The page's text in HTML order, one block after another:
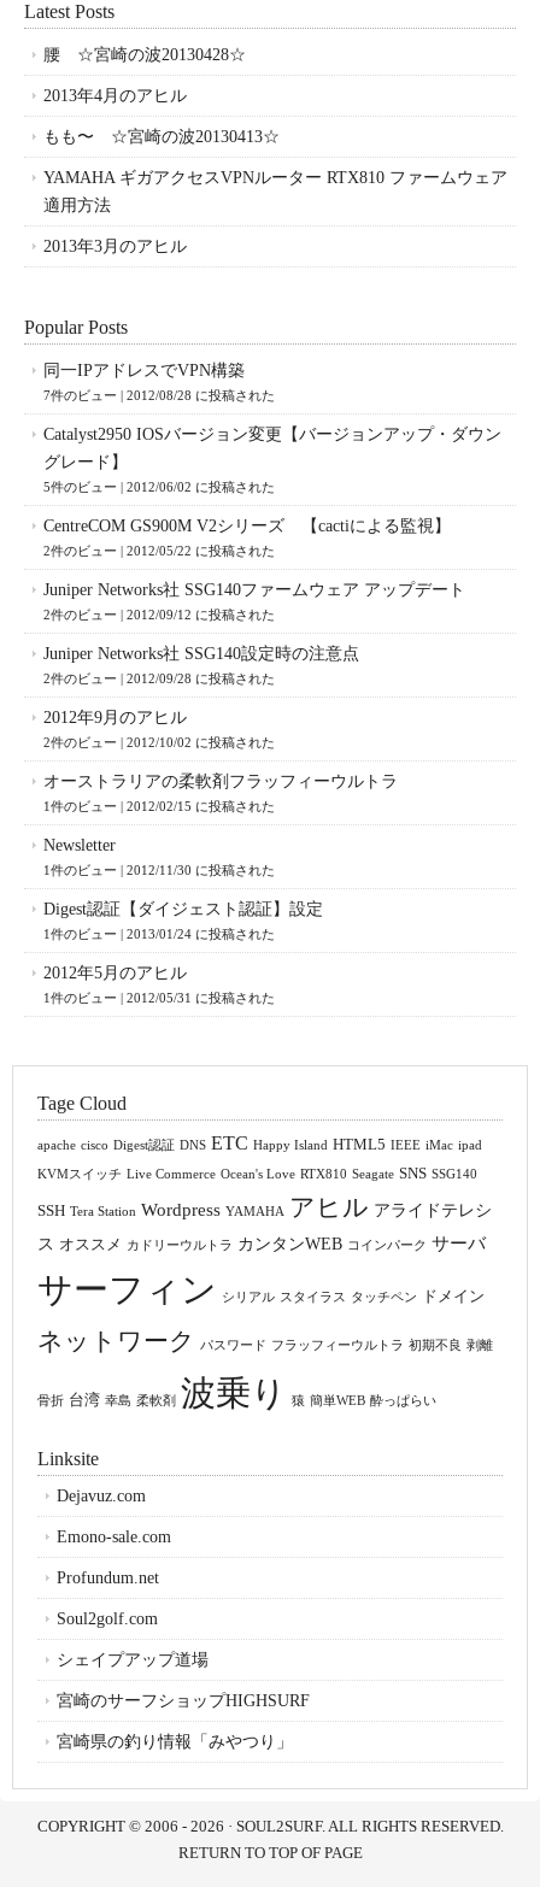
Latest Posts
腰 ☆宮崎の波20130428☆
2013年4月のアヒル
もも〜 ☆宮崎の波20130413☆
YAMAHA ギガアクセスVPNルーター RTX810 ファームウェア
適用方法
2013年3月のアヒル
Popular Posts
同一IPアドレスでVPN構築
7件のビュー | 2012/08/28 に投稿された
Catalyst2950 IOSバージョン変更【バージョンアップ・ダウン
グレード】
5件のビュー | 2012/06/02 に投稿された
CentreCOM GS900M V2シリーズ 【cactiによる監視】
2件のビュー | 2012/05/22 に投稿された
Juniper Networks社 SSG140ファームウェア アップデート
2件のビュー | 2012/09/12 に投稿された
Juniper Networks社 SSG140設定時の注意点
2件のビュー | 2012/09/28 に投稿された
2012年9月のアヒル
2件のビュー | 2012/10/02 に投稿された
オーストラリアの柔軟剤フラッフィーウルトラ
1件のビュー | 2012/02/15 に投稿された
Newsletter
1件のビュー | 2012/11/30 に投稿された
Digest認証【ダイジェスト認証】設定
1件のビュー | 2013/01/24 に投稿された
2012年5月のアヒル
1件のビュー | 2012/05/31 に投稿された
Tage Cloud
apache cisco Digest認証 DNS ETC Happy Island HTML5 IEEE iMac ipad
KVMスイッチ Live Commerce Ocean's Love RTX810 Seagate SNS SSG140
SSH Tera Station Wordpress YAMAHA アヒル アライドテレシ
ス オススメ カドリーウルトラ カンタンWEB コインパーク サーバ
サーフィン シリアル スタイラス タッチペン ドメイン
ネットワーク パスワード フラッフィーウルトラ 初期不良 剥離
骨折 台湾 幸島 柔軟剤 波乗り 猿 簡単WEB 酔っぱらい
Linksite
Dejavuz.com
Emono-sale.com
Profundum.net
Soul2golf.com
シェイプアップ道場
宮崎のサーフショップHIGHSURF
宮崎県の釣り情報「みやつり」
COPYRIGHT © 2006 - 2026 · SOUL2SURF. ALL RIGHTS RESERVED.
RETURN TO TOP OF PAGE